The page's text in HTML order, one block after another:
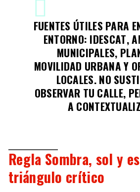
FUENTES ÚTILES PARA
ENTORNO: IDESCAT,
MUNICIPALES,
MOVILIDAD URBANA Y
LOCALES. NO
OBSERVAR TU CALLE,
A
Regla Sombra, sol y
triángulo crítico